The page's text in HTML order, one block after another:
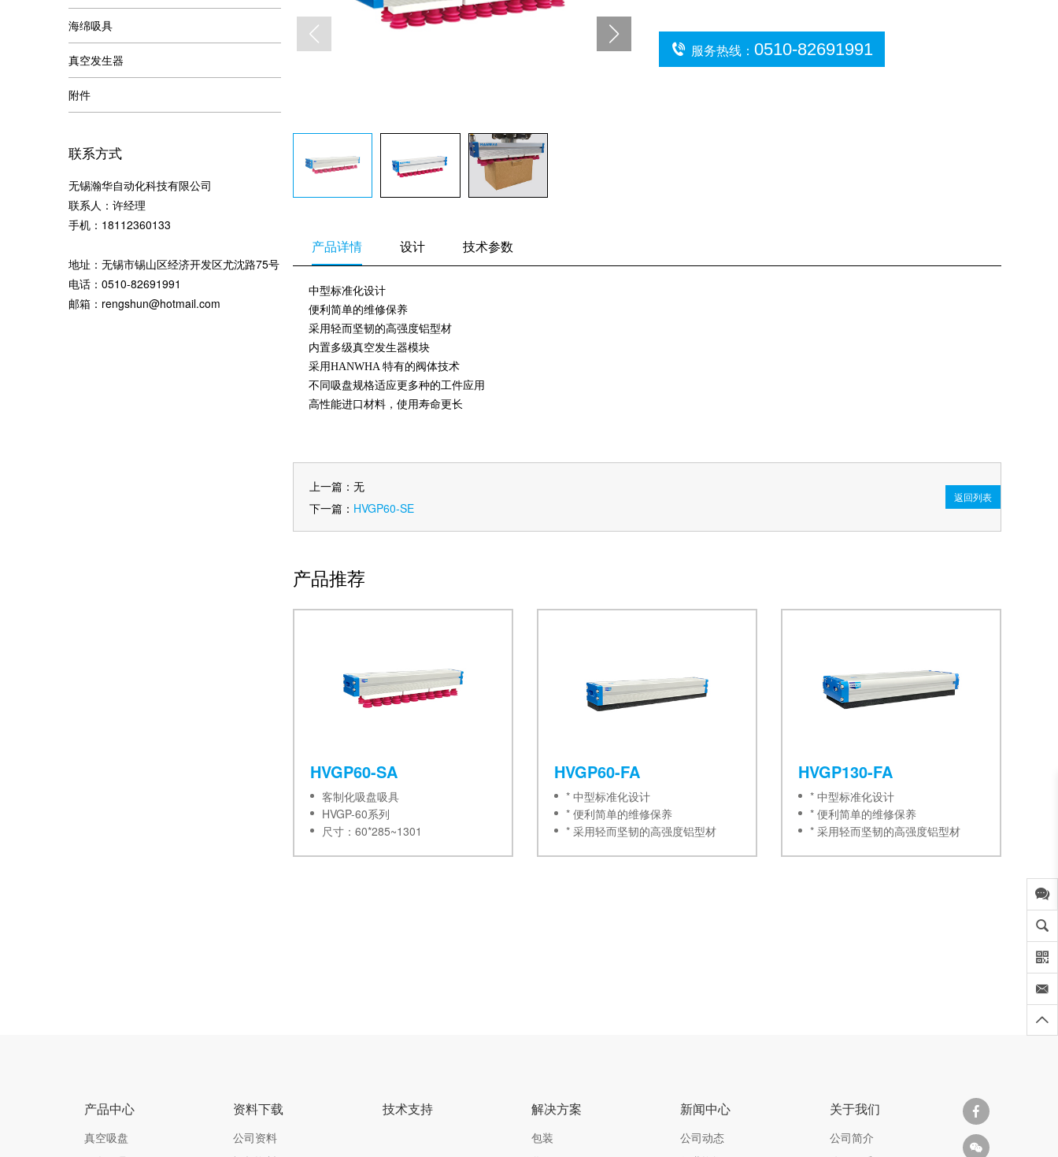
海绵吸具
真空发生器
附件
联系方式
无锡瀚华自动化科技有限公司
联系人：许经理
手机：18112360133
地址：无锡市锡山区经济开发区尤沈路75号
电话：0510-82691991
邮箱： rengshun@hotmail.com
服务热线： 0510-82691991
产品详情 设计 技术参数
中型标准化设计
便利简单的维修保养
采用轻而坚韧的高强度铝型材
内置多级真空发生器模块
采用HANWHA 特有的阀体技术
不同吸盘规格适应更多种的工件应用
高性能进口材料，使用寿命更长
上一篇：无
下一篇： HVGP60-SE
返回列表
产品推荐
HVGP60-SA
客制化吸盘吸具
HVGP-60系列
尺寸：60*285~1301
HVGP60-FA
* 中型标准化设计
* 便利简单的维修保养
* 采用轻而坚韧的高强度铝型材
HVGP130-FA
* 中型标准化设计
* 便利简单的维修保养
* 采用轻而坚韧的高强度铝型材
产品中心
真空吸盘
资料下载
公司资料
技术支持 解决方案
包装
新闻中心
公司动态
关于我们
公司简介